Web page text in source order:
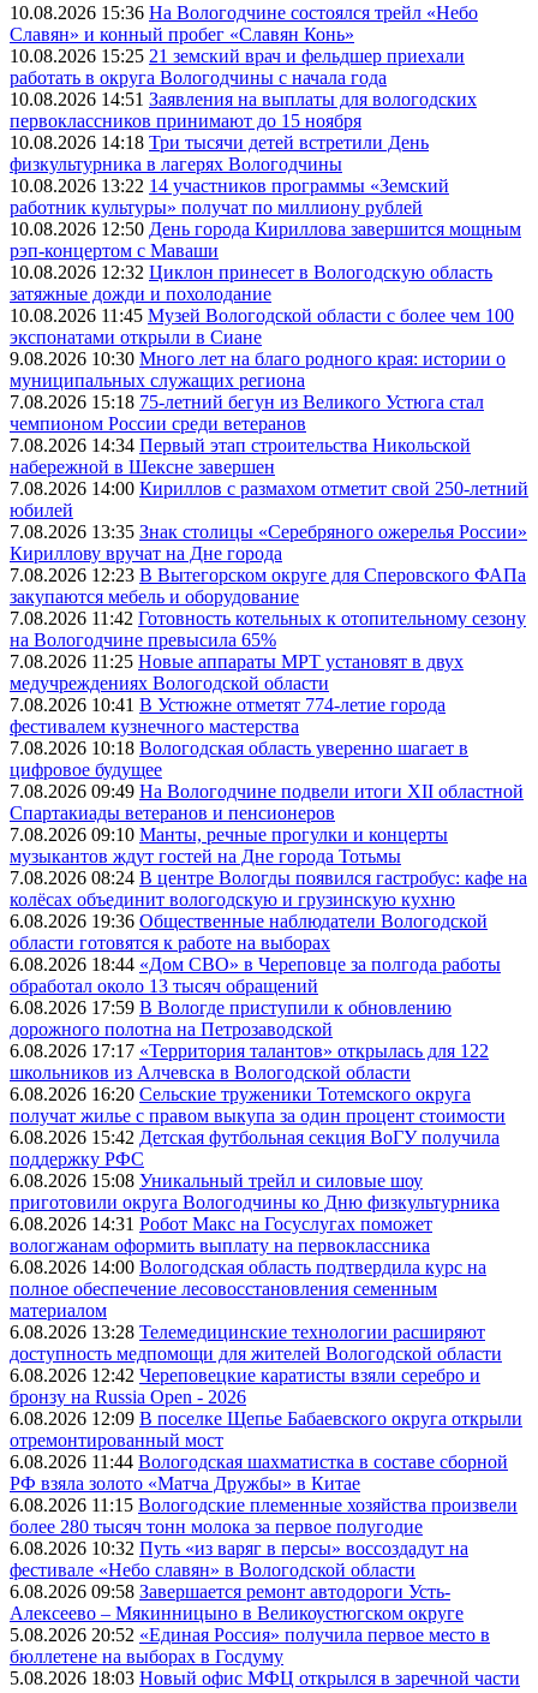
10.08.2026 15:36 На Вологодчине состоялся трейл «Небо
Славян» и конный пробег «Славян Конь»
10.08.2026 15:25 21 земский врач и фельдшер приехали
работать в округа Вологодчины с начала года
10.08.2026 14:51 Заявления на выплаты для вологодских
первоклассников принимают до 15 ноября
10.08.2026 14:18 Три тысячи детей встретили День
физкультурника в лагерях Вологодчины
10.08.2026 13:22 14 участников программы «Земский
работник культуры» получат по миллиону рублей
10.08.2026 12:50 День города Кириллова завершится мощным
рэп-концертом с Маваши
10.08.2026 12:32 Циклон принесет в Вологодскую область
затяжные дожди и похолодание
10.08.2026 11:45 Музей Вологодской области с более чем 100
экспонатами открыли в Сиане
9.08.2026 10:30 Много лет на благо родного края: истории о
муниципальных служащих региона
7.08.2026 15:18 75-летний бегун из Великого Устюга стал
чемпионом России среди ветеранов
7.08.2026 14:34 Первый этап строительства Никольской
набережной в Шексне завершен
7.08.2026 14:00 Кириллов с размахом отметит свой 250-летний
юбилей
7.08.2026 13:35 Знак столицы «Серебряного ожерелья России»
Кириллову вручат на Дне города
7.08.2026 12:23 В Вытегорском округе для Сперовского ФАПа
закупаются мебель и оборудование
7.08.2026 11:42 Готовность котельных к отопительному сезону
на Вологодчине превысила 65%
7.08.2026 11:25 Новые аппараты МРТ установят в двух
медучреждениях Вологодской области
7.08.2026 10:41 В Устюжне отметят 774-летие города
фестивалем кузнечного мастерства
7.08.2026 10:18 Вологодская область уверенно шагает в
цифровое будущее
7.08.2026 09:49 На Вологодчине подвели итоги XII областной
Спартакиады ветеранов и пенсионеров
7.08.2026 09:10 Манты, речные прогулки и концерты
музыкантов ждут гостей на Дне города Тотьмы
7.08.2026 08:24 В центре Вологды появился гастробус: кафе на
колёсах объединит вологодскую и грузинскую кухню
6.08.2026 19:36 Общественные наблюдатели Вологодской
области готовятся к работе на выборах
6.08.2026 18:44 «Дом СВО» в Череповце за полгода работы
обработал около 13 тысяч обращений
6.08.2026 17:59 В Вологде приступили к обновлению
дорожного полотна на Петрозаводской
6.08.2026 17:17 «Территория талантов» открылась для 122
школьников из Алчевска в Вологодской области
6.08.2026 16:20 Сельские труженики Тотемского округа
получат жилье с правом выкупа за один процент стоимости
6.08.2026 15:42 Детская футбольная секция ВоГУ получила
поддержку РФС
6.08.2026 15:08 Уникальный трейл и силовые шоу
приготовили округа Вологодчины ко Дню физкультурника
6.08.2026 14:31 Робот Макс на Госуслугах поможет
вологжанам оформить выплату на первоклассника
6.08.2026 14:00 Вологодская область подтвердила курс на
полное обеспечение лесовосстановления семенным
материалом
6.08.2026 13:28 Телемедицинские технологии расширяют
доступность медпомощи для жителей Вологодской области
6.08.2026 12:42 Череповецкие каратисты взяли серебро и
бронзу на Russia Open - 2026
6.08.2026 12:09 В поселке Щепье Бабаевского округа открыли
отремонтированный мост
6.08.2026 11:44 Вологодская шахматистка в составе сборной
РФ взяла золото «Матча Дружбы» в Китае
6.08.2026 11:15 Вологодские племенные хозяйства произвели
более 280 тысяч тонн молока за первое полугодие
6.08.2026 10:32 Путь «из варяг в персы» воссоздадут на
фестивале «Небо славян» в Вологодской области
6.08.2026 09:58 Завершается ремонт автодороги Усть-
Алексеево – Мякинницыно в Великоустюгском округе
5.08.2026 20:52 «Единая Россия» получила первое место в
бюллетене на выборах в Госдуму
5.08.2026 18:03 Новый офис МФЦ открылся в заречной части